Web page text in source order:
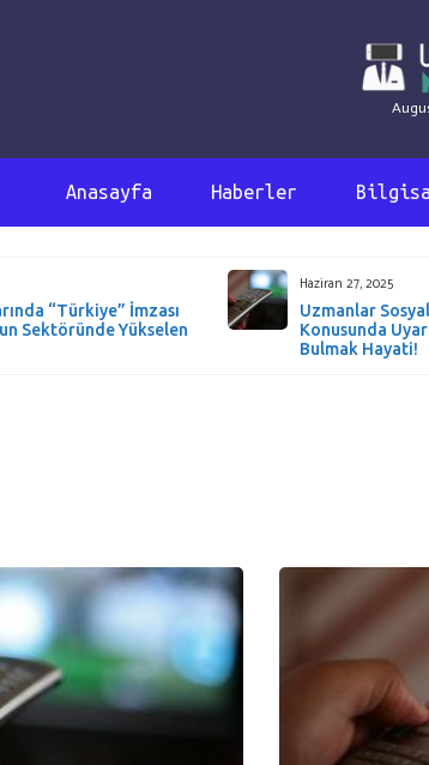
Anasayfa Haberler
“Türkiye” İmzası
Sektöründe Yükselen
Haziran 27, 2025
Uzmanlar
Konusunda
Bulmak Hayati!